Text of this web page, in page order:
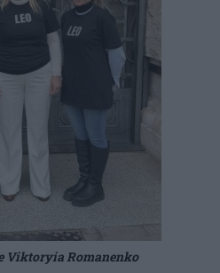
Viktoryia Romanenko